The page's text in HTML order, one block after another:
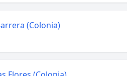
(Colonia)